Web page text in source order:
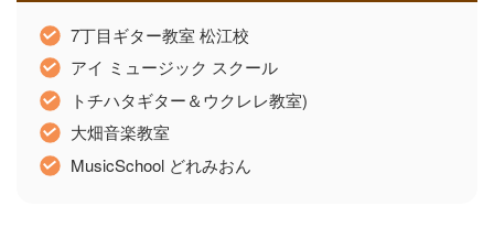
7丁目ギター教室 松江校
アイ ミュージック スクール
トチハタギター＆ウクレレ教室)
大畑音楽教室
MusicSchool どれみおん